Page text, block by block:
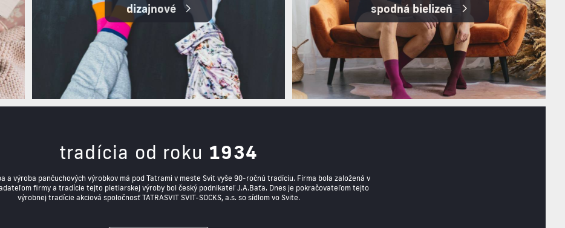
dizajnové spodná bielizeň
tradícia od roku 1934
a výroba pančuchových výrobkov má pod Tatrami v meste Svit vyše 90-ročnú tradíciu. Firma bola založená v
firmy a tradície tejto pletiarskej výroby bol český podnikateľ J.A.Baťa. Dnes je pokračovateľom tejto
výrobnej tradície akciová spoločnosť TATRASVIT SVIT-SOCKS, a.s. so sídlom vo Svite.